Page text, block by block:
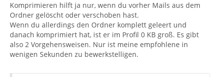
Komprimieren hilft ja nur, wenn du vorher Mails aus dem
Ordner gelöscht oder verschoben hast.
Wenn du allerdings den Ordner komplett geleert und
danach komprimiert hat, ist er im Profil 0 KB groß. Es gibt
also 2 Vorgehensweisen. Nur ist meine empfohlene in
wenigen Sekunden zu bewerkstelligen.